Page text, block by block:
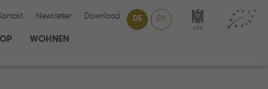
Newsletter Download DE EN
WOHNEN